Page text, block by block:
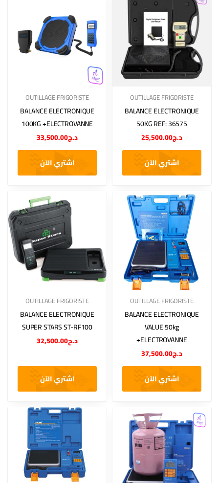
OUTILLAGE FRIGORISTE
BALANCE ELECTRONIQUE
100KG +ELECTROVANNE
د.ج33,500.00
اشتري الآن
OUTILLAGE FRIGORISTE
BALANCE ELECTRONIQUE
50KG REF: 36575
د.ج25,500.00
اشتري الآن
OUTILLAGE FRIGORISTE
BALANCE ELECTRONIQUE
SUPER STARS ST-RF100
د.ج32,500.00
اشتري الآن
OUTILLAGE FRIGORISTE
BALANCE ELECTRONIQUE
VALUE 50kg
+ELECTROVANNE
د.ج37,500.00
اشتري الآن